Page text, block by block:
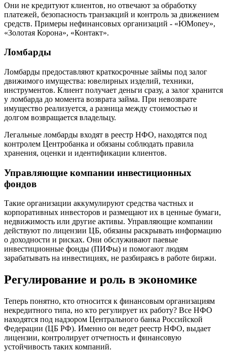
Они не кредитуют клиентов, но отвечают за обработку
платежей, безопасность транзакций и контроль за движением
средств. Примеры нефинансовых организаций - «ЮMoney»,
«Золотая Корона», «Контакт».
Ломбарды
Ломбарды предоставляют краткосрочные займы под залог
движимого имущества: ювелирных изделий, техники,
инструментов. Клиент получает деньги сразу, а залог хранится
у ломбарда до момента возврата займа. При невозврате
имущество реализуется, а разница между стоимостью и
долгом возвращается владельцу.
Легальные ломбарды входят в реестр НФО, находятся под
контролем Центробанка и обязаны соблюдать правила
хранения, оценки и идентификации клиентов.
Управляющие компании инвестиционных
фондов
Такие организации аккумулируют средства частных и
корпоративных инвесторов и размещают их в ценные бумаги,
недвижимость или другие активы. Управляющие компании
действуют по лицензии ЦБ, обязаны раскрывать информацию
о доходности и рисках. Они обслуживают паевые
инвестиционные фонды (ПИФы) и помогают людям
зарабатывать на инвестициях, не разбираясь в работе биржи.
Регулирование и роль в экономике
Теперь понятно, кто относится к финансовым организациям
некредитного типа, но кто регулирует их работу? Все НФО
находятся под надзором Центрального банка Российской
Федерации (ЦБ РФ). Именно он ведет реестр НФО, выдает
лицензии, контролирует отчетность и финансовую
устойчивость таких компаний.